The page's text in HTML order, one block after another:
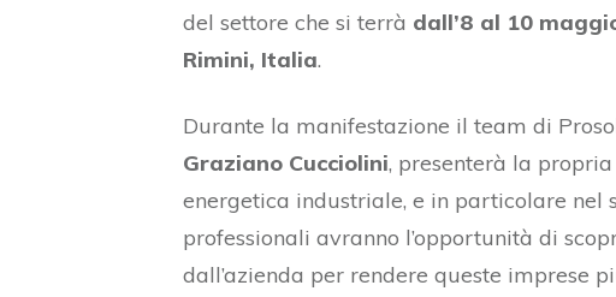
del settore che si terrà dall’8 al 10
Rimini, Italia.
Durante la manifestazione il team di
Graziano Cucciolini, presenterà la
energetica industriale, e in particolare nel
professionali avranno l’opportunità di
dall’azienda per rendere queste imprese